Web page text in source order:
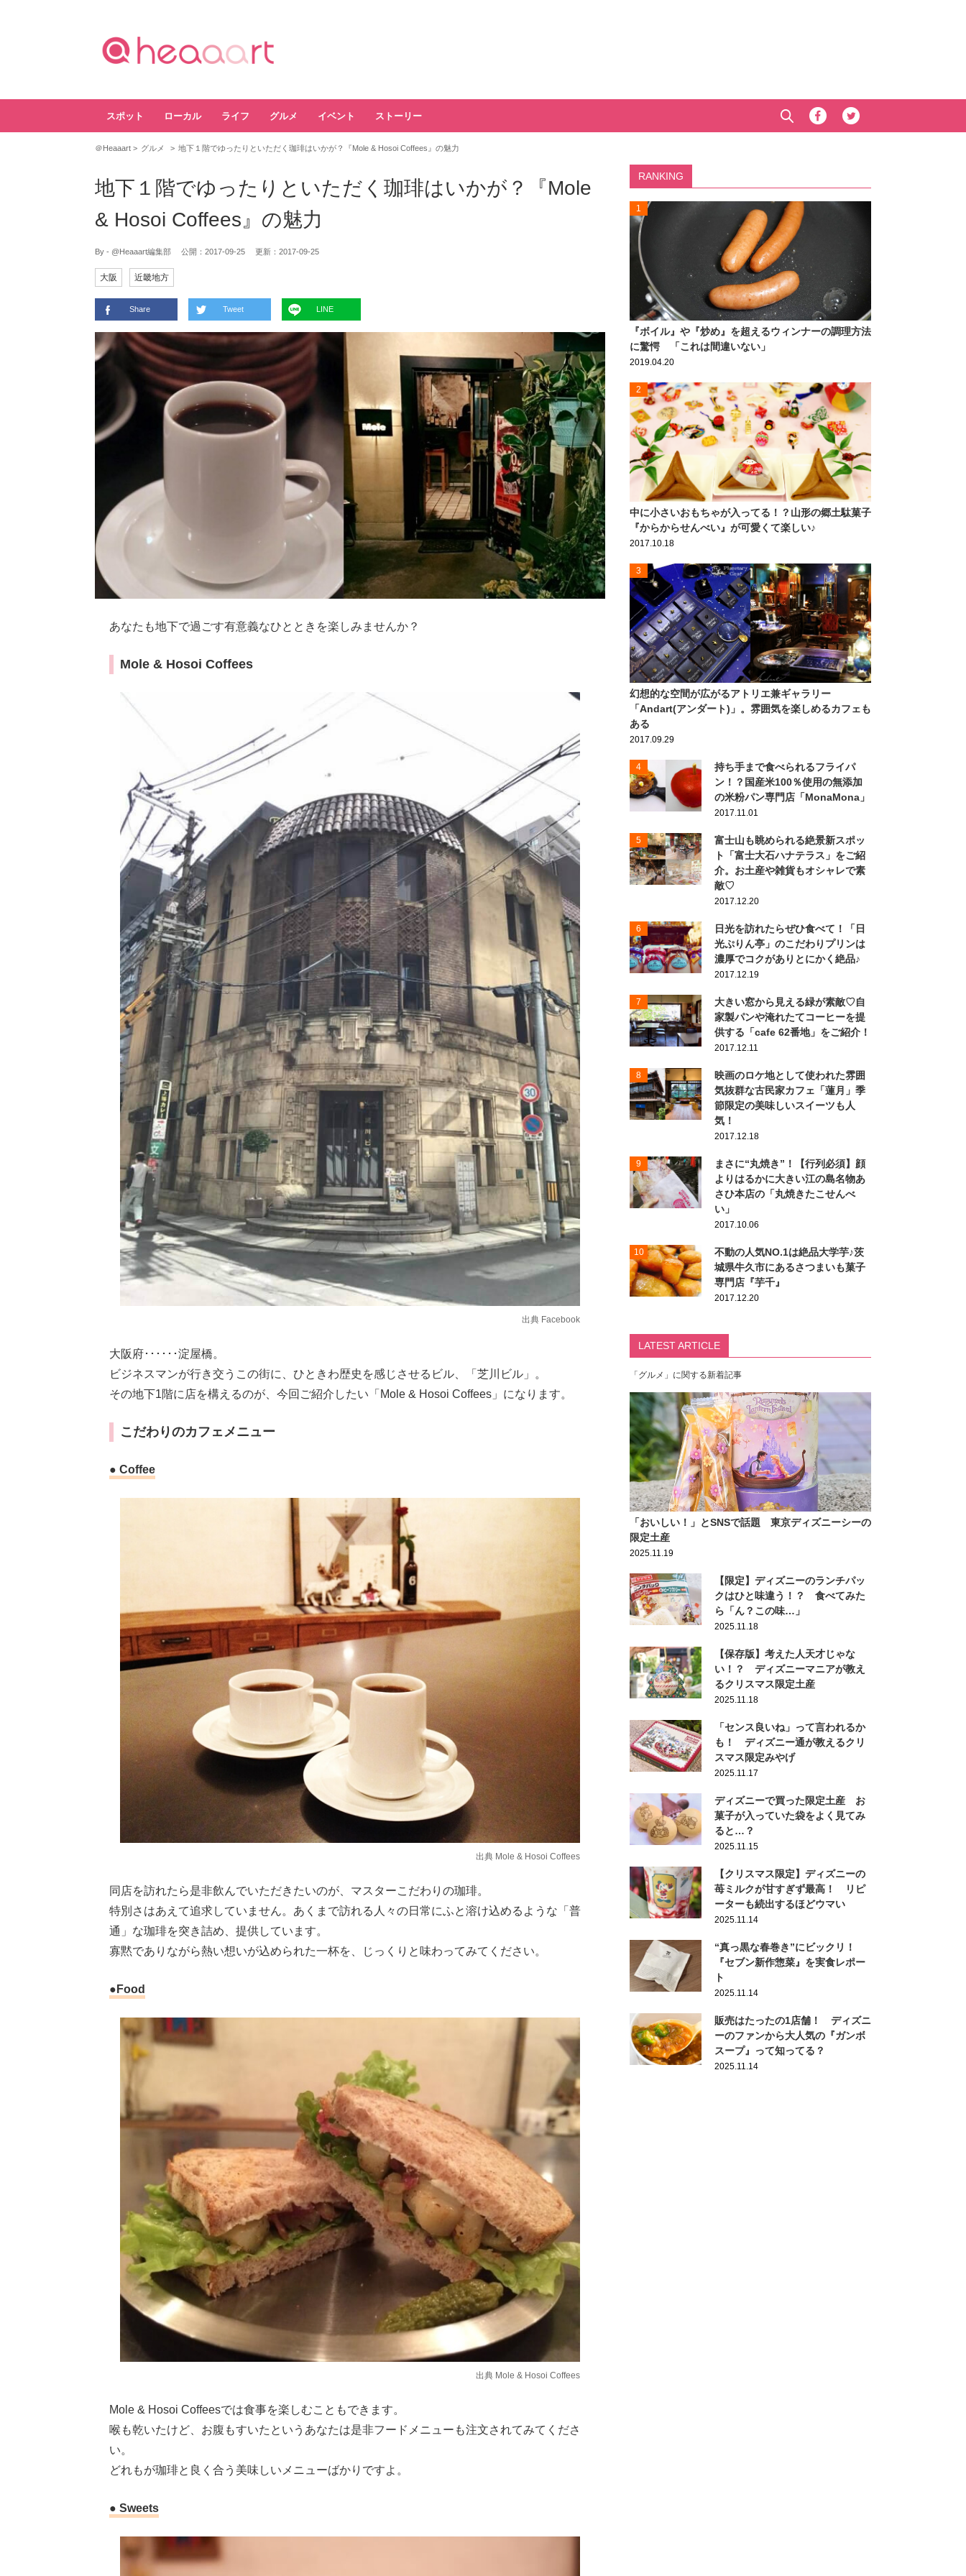
スポット ローカル ライフ グルメ イベント ストーリー
＠Heaaart グルメ 地下１階でゆったりといただく珈琲はいかが？『Mole & Hosoi Coffees』の魅力
地下１階でゆったりといただく珈琲はいかが？『Mole
& Hosoi Coffees』の魅力
By - @Heaaart編集部 公開： 2017-09-25 更新： 2017-09-25
大阪 近畿地方
Share Tweet LINE
あなたも地下で過ごす有意義なひとときを楽しみませんか？
Mole & Hosoi Coffees
出典 Facebook
大阪府･･････淀屋橋。
ビジネスマンが行き交うこの街に、ひときわ歴史を感じさせるビル、「芝川ビル」。
その地下1階に店を構えるのが、今回ご紹介したい「Mole & Hosoi Coffees」になります。
こだわりのカフェメニュー
● Coffee
出典 Mole & Hosoi Coffees
同店を訪れたら是非飲んでいただきたいのが、マスターこだわりの珈琲。
特別さはあえて追求していません。あくまで訪れる人々の日常にふと溶け込めるような「普
通」な珈琲を突き詰め、提供しています。
寡黙でありながら熱い想いが込められた一杯を、じっくりと味わってみてください。
●Food
出典 Mole & Hosoi Coffees
Mole & Hosoi Coffeesでは食事を楽しむこともできます。
喉も乾いたけど、お腹もすいたというあなたは是非フードメニューも注文されてみてくださ
い。
どれもが珈琲と良く合う美味しいメニューばかりですよ。
● Sweets
RANKING
1
『ボイル』や『炒め』を超えるウィンナーの調理方法
に驚愕 「これは間違いない」
2019.04.20
2
中に小さいおもちゃが入ってる！？山形の郷土駄菓子
『からからせんべい』が可愛くて楽しい♪
2017.10.18
3
幻想的な空間が広がるアトリエ兼ギャラリー
「Andart(アンダート)」。雰囲気を楽しめるカフェも
ある
2017.09.29
4
持ち手まで食べられるフライパ
ン！？国産米100％使用の無添加
の米粉パン専門店「MonaMona」
2017.11.01
5
富士山も眺められる絶景新スポッ
ト「富士大石ハナテラス」をご紹
介。お土産や雑貨もオシャレで素
敵♡
2017.12.20
6
日光を訪れたらぜひ食べて！「日
光ぷりん亭」のこだわりプリンは
濃厚でコクがありとにかく絶品♪
2017.12.19
7
大きい窓から見える緑が素敵♡自
家製パンや淹れたてコーヒーを提
供する「cafe 62番地」をご紹介！
2017.12.11
8
映画のロケ地として使われた雰囲
気抜群な古民家カフェ「蓮月」季
節限定の美味しいスイーツも人
気！
2017.12.18
9
まさに“丸焼き”！【行列必須】顔
よりはるかに大きい江の島名物あ
さひ本店の「丸焼きたこせんべ
い」
2017.10.06
10
不動の人気NO.1は絶品大学芋♪茨
城県牛久市にあるさつまいも菓子
専門店『芋千』
2017.12.20
LATEST ARTICLE
「グルメ」に関する新着記事
「おいしい！」とSNSで話題 東京ディズニーシーの
限定土産
2025.11.19
【限定】ディズニーのランチパッ
クはひと味違う！？ 食べてみた
ら「ん？この味…」
2025.11.18
【保存版】考えた人天才じゃな
い！？ ディズニーマニアが教え
るクリスマス限定土産
2025.11.18
「センス良いね」って言われるか
も！ ディズニー通が教えるクリ
スマス限定みやげ
2025.11.17
ディズニーで買った限定土産 お
菓子が入っていた袋をよく見てみ
ると…？
2025.11.15
【クリスマス限定】ディズニーの
苺ミルクが甘すぎず最高！ リピ
ーターも続出するほどウマい
2025.11.14
“真っ黒な春巻き”にビックリ！
『セブン新作惣菜』を実食レポー
ト
2025.11.14
販売はたったの1店舗！ ディズニ
ーのファンから大人気の『ガンボ
スープ』って知ってる？
2025.11.14